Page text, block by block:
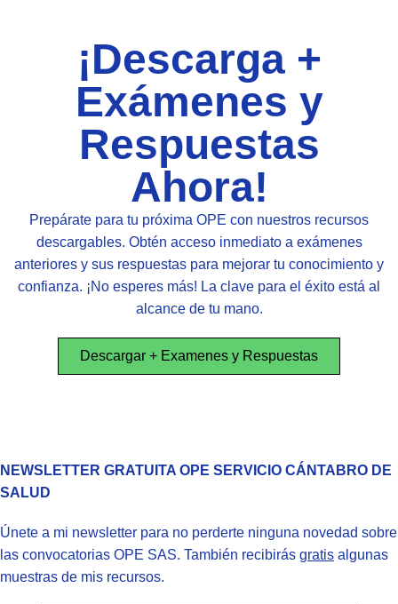
¡Descarga +
Exámenes y
Respuestas
Ahora!
Prepárate para tu próxima OPE con nuestros recursos
descargables. Obtén acceso inmediato a exámenes
anteriores y sus respuestas para mejorar tu conocimiento y
confianza. ¡No esperes más! La clave para el éxito está al
alcance de tu mano.
Descargar + Examenes y Respuestas
NEWSLETTER GRATUITA OPE SERVICIO CÁNTABRO DE
SALUD
Únete a mi newsletter para no perderte ninguna novedad sobre
las convocatorias OPE SAS. También recibirás gratis algunas
muestras de mis recursos.